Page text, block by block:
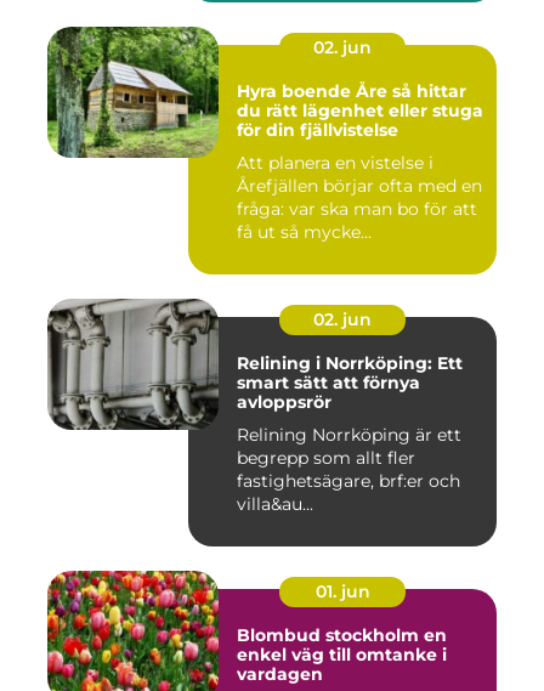
02. jun
Hyra boende Åre så hittar
du rätt lägenhet eller stuga
för din fjällvistelse
Att planera en vistelse i
Årefjällen börjar ofta med en
fråga: var ska man bo för att
få ut så mycke...
02. jun
Relining i Norrköping: Ett
smart sätt att förnya
avloppsrör
Relining Norrköping är ett
begrepp som allt fler
fastighetsägare, brf:er och
villa&au...
01. jun
Blombud stockholm en
enkel väg till omtanke i
vardagen